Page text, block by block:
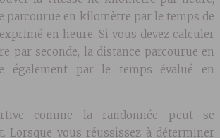
parcourue en kilomètre par le temps de
en heure. Si vous devez calculer
par seconde, la distance parcourue en
également par le temps évalué en
comme la randonnée peut se
Lorsque vous réussissez à déterminer